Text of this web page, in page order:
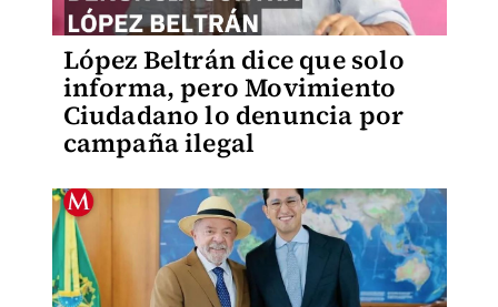
López Beltrán dice que solo
informa, pero Movimiento
Ciudadano lo denuncia por
campaña ilegal